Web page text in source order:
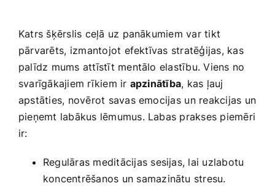
Katrs šķērslis ceļā uz panākumiem var tikt
pārvarēts, ⁢izmantojot‍ efektīvas stratēģijas, kas
palīdz mums attīstīt mentālo elastību. Viens no
svarīgākajiem rīkiem ir apzinātība, kas ļauj
apstāties, novērot savas emocijas ⁤un reakcijas un
pieņemt labākus lēmumus. Labas prakses piemēri
ir:
Regulāras meditācijas sesijas, lai uzlabotu
koncentrēšanos un samazinātu stresu.